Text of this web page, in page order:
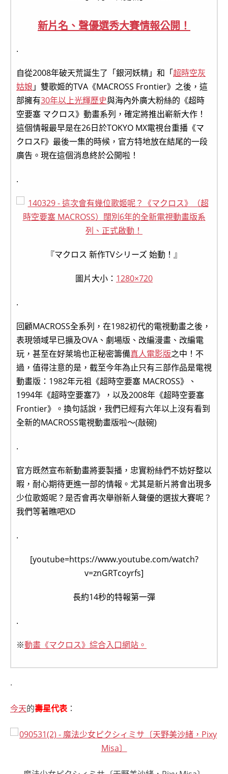
新片名、聲優選秀大賽情報公開！
.
自從2008年破天荒誕生了「銀河妖精」和「超時空灰
姑娘 」雙歌姬的TVA《MACROSS Frontier》之後，這
部擁有30年以上光輝歷史與海內外廣大粉絲的《超時
空要塞 マクロス》動畫系列，確定將推出嶄新大作！
這個情報最早是在26日於TOKYO MX電視台重播《マ
クロスF》最後一集的時候，官方特地放在結尾的一段
廣告。現在這個消息終於公開啦！
.
『マクロス 新作TVシリーズ 始動！』
圖片大小： 1280×720
.
回顧MACROSS全系列，在1982初代的電視動畫之後，
表現領域早已擴及OVA、劇場版、改編漫畫、改編電
玩，甚至在好萊塢也正秘密籌備真人電影版之中！不
過，值得注意的是，截至今年為止只有三部作品是電視
動畫版：1982年元祖《超時空要塞 MACROSS》、
1994年《超時空要塞7》，以及2008年《超時空要塞
Frontier》。換句話說，我們已經有六年以上沒有看到
全新的MACROSS電視動畫版啦～(敲碗)
.
官方既然宣布新動畫將要製播，忠實粉絲們不妨好整以
暇，耐心期待更進一部的情報。尤其是新片將會出現多
少位歌姬呢？是否會再次舉辦新人聲優的選拔大賽呢？
我們等著瞧吧XD
.
[youtube=https://www.youtube.com/watch?
v=znGRTcoyrfs]
長約14秒的特報第一彈
.
※動畫《マクロス》綜合入口網站。
.
今天的壽星代表：